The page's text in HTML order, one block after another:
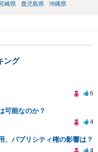
崎県 鹿児島県 沖縄県
ング
6
可能なのか？
4
、パブリシティ権の影響は？
4